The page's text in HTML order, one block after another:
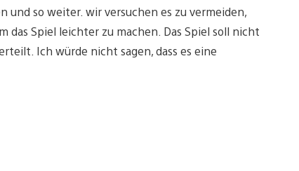
und so weiter. wir versuchen es zu vermeiden,
das Spiel leichter zu machen. Das Spiel soll nicht
Ich würde nicht sagen, dass es eine